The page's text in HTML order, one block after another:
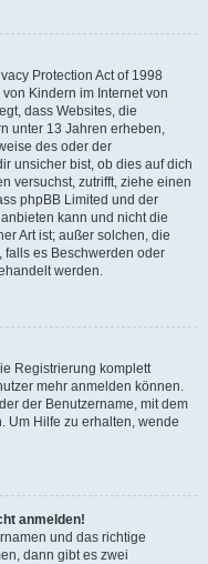
Protection Act of 1998
Kindern im Internet von
dass Websites, die
unter 13 Jahren erheben,
des oder der
unsicher bist, ob dies auf dich
versuchst, zutrifft, ziehe einen
phpBB Limited und der
kann und nicht die
Art ist; außer solchen, die
falls es Beschwerden oder
werden.
Registrierung komplett
mehr anmelden können.
der Benutzername, mit dem
Um Hilfe zu erhalten, wende
anmelden!
und das richtige
dann gibt es zwei